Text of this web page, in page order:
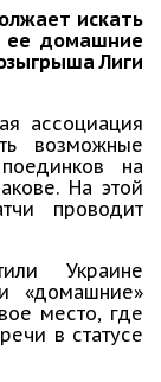
искать
ее домашние
Лиги
ассоциация
возможные
на
На этой
проводит
Украине
«домашние»
место, где
в статусе